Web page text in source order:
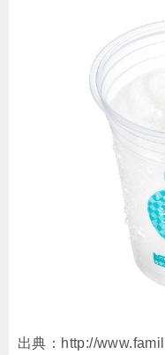
出典：http://